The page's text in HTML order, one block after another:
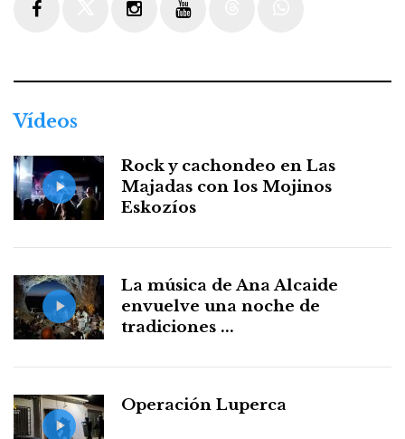
Vídeos
Rock y cachondeo en Las
Majadas con los Mojinos
Eskozíos
La música de Ana Alcaide
envuelve una noche de
tradiciones ...
Operación Luperca